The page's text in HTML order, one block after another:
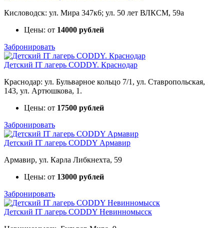
Кисловодск: ул. Мира 347к6; ул. 50 лет ВЛКСМ, 59а
Цены: от 14000 рублей
Забронировать
Детский IT лагерь CODDY. Краснодар
Краснодар: ул. Бульварное кольцо 7/1, ул. Ставропольская,
143, ул. Артюшкова, 1.
Цены: от 17500 рублей
Забронировать
Детский IT лагерь CODDY Армавир
Армавир, ул. Карла Либкнехта, 59
Цены: от 13000 рублей
Забронировать
Детский IT лагерь CODDY Невинномысск